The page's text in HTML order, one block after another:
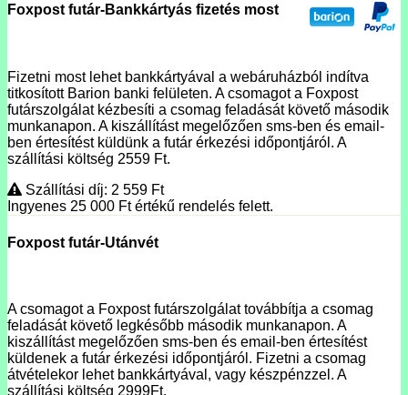
Foxpost futár-Bankkártyás fizetés most
Fizetni most lehet bankkártyával a webáruházból indítva
titkosított Barion banki felületen. A csomagot a Foxpost
futárszolgálat kézbesíti a csomag feladását követő második
munkanapon. A kiszállítást megelőzően sms-ben és email-
ben értesítést küldünk a futár érkezési időpontjáról. A
szállítási költség 2559 Ft.
Szállítási díj: 2 559 Ft
Ingyenes 25 000 Ftértékű rendelés felett.
Foxpost futár-Utánvét
A csomagot a Foxpost futárszolgálat továbbítja a csomag
feladását követő legkésőbb második munkanapon. A
kiszállítást megelőzően sms-ben és email-ben értesítést
küldenek a futár érkezési időpontjáról. Fizetni a csomag
átvételekor lehet bankkártyával, vagy készpénzzel. A
szállítási költség 2999Ft.